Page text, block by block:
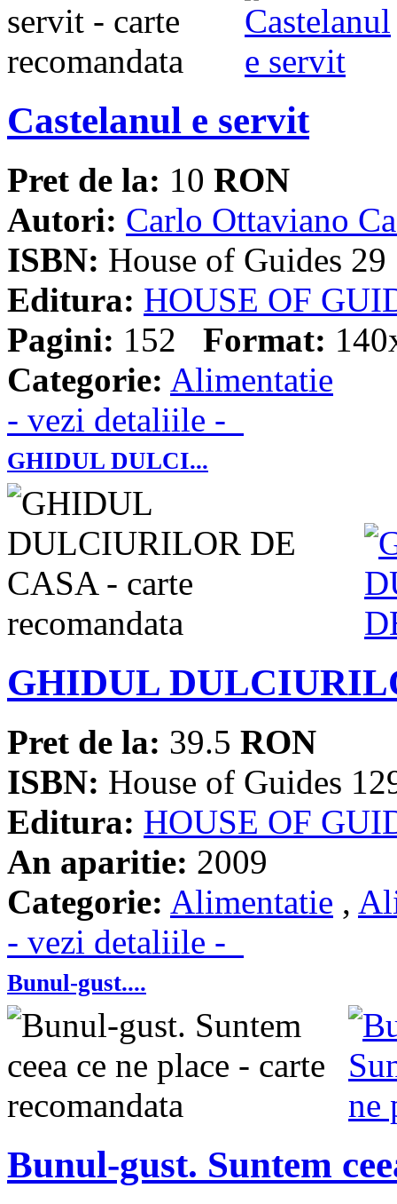
Castelanul e servit
Pret de la: 10 RON
Autori: Carlo Ottaviano
ISBN: House of Guides 29
Editura: HOUSE OF
Pagini: 152 Format:
Categorie: Alimentatie
- vezi detaliile -
GHIDUL DULCI...
GHIDUL
Pret de la: 39.5 RON
ISBN: House of Guides
Editura: HOUSE OF
An aparitie: 2009
Categorie: Alimentatie ,
- vezi detaliile -
Bunul-gust....
Bunul-gust. Suntem